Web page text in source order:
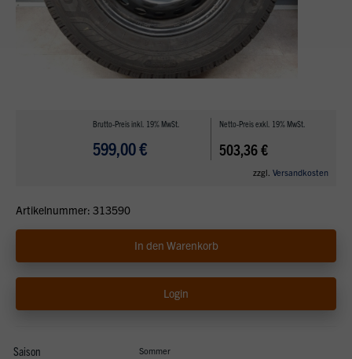
Brutto-Preis inkl. 19% MwSt.
599,00 €
Netto-Preis exkl. 19% MwSt.
503,36 €
zzgl. Versandkosten
Artikelnummer: 313590
In den Warenkorb
Login
Saison Sommer